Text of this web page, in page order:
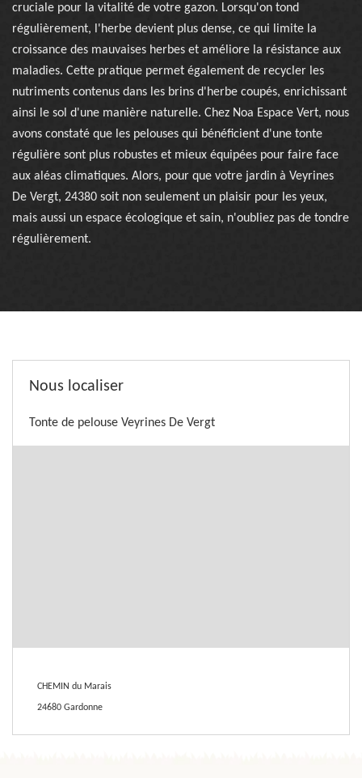
cruciale pour la vitalité de votre gazon. Lorsqu'on tond
régulièrement, l'herbe devient plus dense, ce qui limite la
croissance des mauvaises herbes et améliore la résistance aux
maladies. Cette pratique permet également de recycler les
nutriments contenus dans les brins d'herbe coupés, enrichissant
ainsi le sol d'une manière naturelle. Chez Noa Espace Vert, nous
avons constaté que les pelouses qui bénéficient d'une tonte
régulière sont plus robustes et mieux équipées pour faire face
aux aléas climatiques. Alors, pour que votre jardin à Veyrines
De Vergt, 24380 soit non seulement un plaisir pour les yeux,
mais aussi un espace écologique et sain, n'oubliez pas de tondre
régulièrement.
Nous localiser
Tonte de pelouse Veyrines De Vergt
CHEMIN du Marais
24680 Gardonne